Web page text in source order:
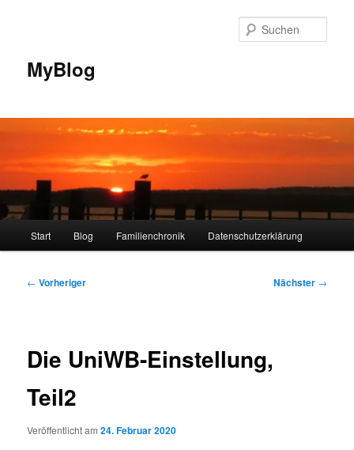
MyBlog
Start Blog Familienchronik Datenschutzerklärung
Beitragsnavigation
← Vorheriger Nächster →
Die UniWB-Einstellung,
Teil2
Veröffentlicht am24. Februar 2020